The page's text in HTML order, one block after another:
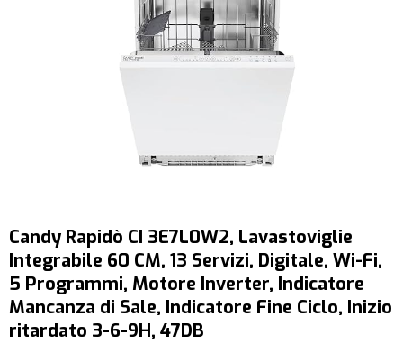
Candy Rapidò CI 3E7L0W2, Lavastoviglie
Integrabile 60 CM, 13 Servizi, Digitale, Wi-Fi,
5 Programmi, Motore Inverter, Indicatore
Mancanza di Sale, Indicatore Fine Ciclo, Inizio
ritardato 3-6-9H, 47DB